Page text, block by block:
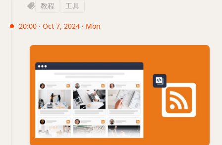
教程 工具
20:00 · Oct 7, 2024 · Mon